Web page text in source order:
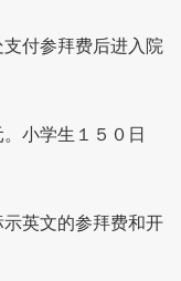
付参拜费后进入院
小学生１５０日
英文的参拜费和开